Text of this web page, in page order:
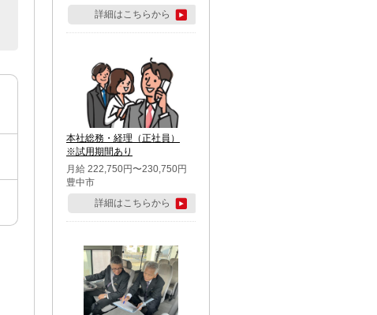
喜市・蓮田市
詳細はこちらから
本社総務・経理（正社員）
※試用期間あり
月給 222,750円〜230,750円
豊中市
詳細はこちらから